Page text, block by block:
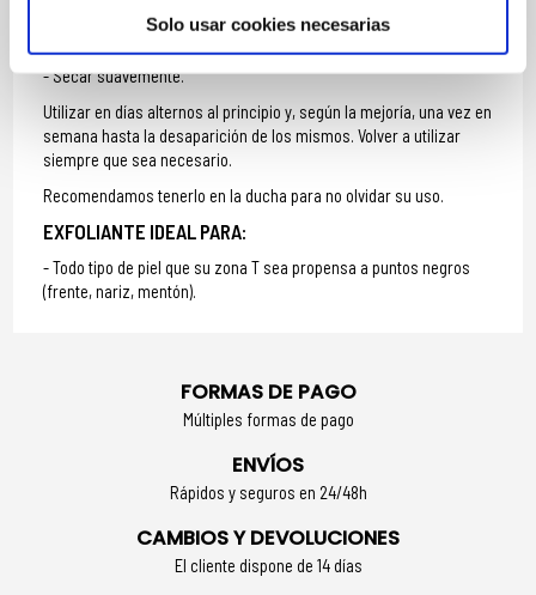
Solo usar cookies necesarias
presión alguna.
Secar suavemente.
Utilizar en días alternos al principio y, según la mejoría, una vez en
semana hasta la desaparición de los mismos. Volver a utilizar
siempre que sea necesario.
Recomendamos tenerlo en la ducha para no olvidar su uso.
EXFOLIANTE IDEAL PARA:
Todo tipo de piel que su zona T sea propensa a puntos negros
(frente, nariz, mentón).
FORMAS DE PAGO
Múltiples formas de pago
ENVÍOS
Rápidos y seguros en 24/48h
CAMBIOS Y DEVOLUCIONES
El cliente dispone de 14 días